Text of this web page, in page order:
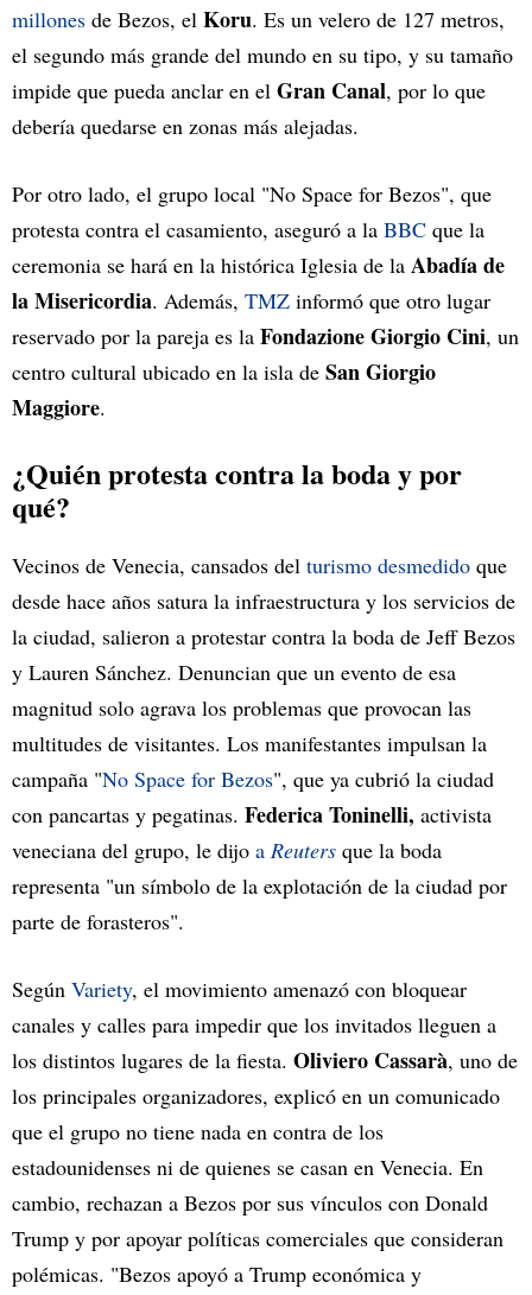
millones de Bezos, el Koru. Es un velero de 127 metros,
el segundo más grande del mundo en su tipo, y su tamaño
impide que pueda anclar en el Gran Canal, por lo que
debería quedarse en zonas más alejadas.
Por otro lado, el grupo local "No Space for Bezos", que
protesta contra el casamiento, aseguró a la BBC que la
ceremonia se hará en la histórica Iglesia de la Abadía de
la Misericordia. Además, TMZ informó que otro lugar
reservado por la pareja es la Fondazione Giorgio Cini, un
centro cultural ubicado en la isla de San Giorgio
Maggiore.
¿Quién protesta contra la boda y por
qué?
Vecinos de Venecia, cansados del turismo desmedido que
desde hace años satura la infraestructura y los servicios de
la ciudad, salieron a protestar contra la boda de Jeff Bezos
y Lauren Sánchez. Denuncian que un evento de esa
magnitud solo agrava los problemas que provocan las
multitudes de visitantes. Los manifestantes impulsan la
campaña "No Space for Bezos", que ya cubrió la ciudad
con pancartas y pegatinas. Federica Toninelli, activista
veneciana del grupo, le dijo a Reuters que la boda
representa "un símbolo de la explotación de la ciudad por
parte de forasteros".
Según Variety, el movimiento amenazó con bloquear
canales y calles para impedir que los invitados lleguen a
los distintos lugares de la fiesta. Oliviero Cassarà, uno de
los principales organizadores, explicó en un comunicado
que el grupo no tiene nada en contra de los
estadounidenses ni de quienes se casan en Venecia. En
cambio, rechazan a Bezos por sus vínculos con Donald
Trump y por apoyar políticas comerciales que consideran
polémicas. "Bezos apoyó a Trump económica y